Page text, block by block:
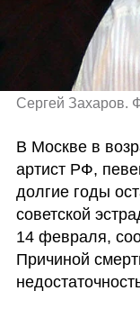
Сергей Захаров.
В Москве в
артист РФ,
долгие годы
советской
14 февраля,
Причиной